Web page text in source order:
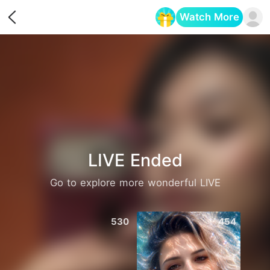
Watch More
LIVE Ended
Go to explore more wonderful LIVE
530 454